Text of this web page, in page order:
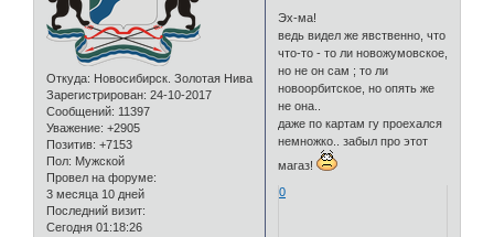
Откуда: Новосибирск. Золотая Нива
Зарегистрирован: 24-10-2017
Сообщений: 11397
Уважение: +2905
Позитив: +7153
Пол: Мужской
Провел на форуме:
3 месяца 10 дней
Последний визит:
Сегодня 01:18:26
Эх-ма!
ведь видел же явственно, что
что-то - то ли новожумовское,
но не он сам ; то ли
новоорбитское, но опять же
не она..
даже по картам гу проехался
немножко.. забыл про этот
магаз!
0